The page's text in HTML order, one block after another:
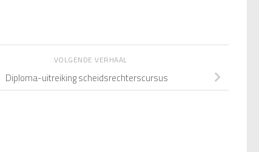
VOLGENDE VERHAAL
Diploma-uitreiking scheidsrechterscursus